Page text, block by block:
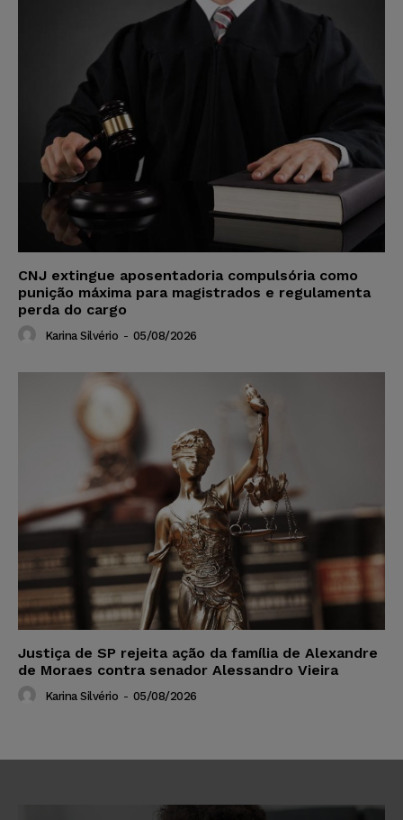
CNJ extingue aposentadoria compulsória como
punição máxima para magistrados e regulamenta
perda do cargo
Karina Silvério - 05/08/2026
Justiça de SP rejeita ação da família de Alexandre
de Moraes contra senador Alessandro Vieira
Karina Silvério - 05/08/2026